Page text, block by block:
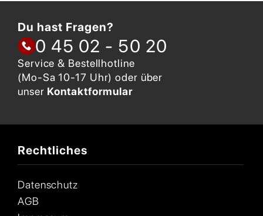
Du hast Fragen?
0 45 02 - 50 20
Service & Bestellhotline
(Mo-Sa 10-17 Uhr) oder über
unser Kontaktformular
Rechtliches
Datenschutz
AGB